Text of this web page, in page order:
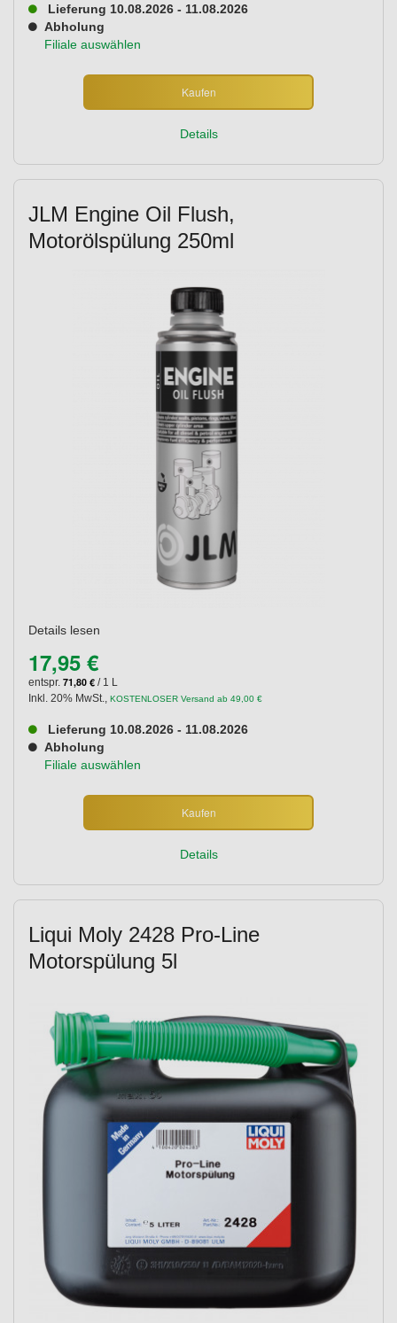
Lieferung 10.08.2026 - 11.08.2026
Abholung
Filiale auswählen
Kaufen
Details
JLM Engine Oil Flush,
Motorölspülung 250ml
Details lesen
17,95 €
entspr. 71,80 € / 1 L
Inkl. 20% MwSt.
KOSTENLOSER Versand ab 49,00 €
Lieferung 10.08.2026 - 11.08.2026
Abholung
Filiale auswählen
Kaufen
Details
Liqui Moly 2428 Pro-Line
Motorspülung 5l